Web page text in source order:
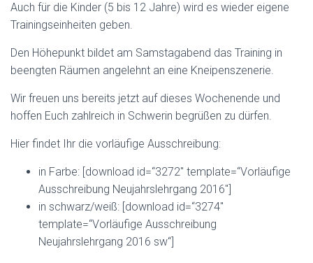
Auch für die Kinder (5 bis 12 Jahre) wird es wieder eigene
Trainingseinheiten geben.
Den Höhepunkt bildet am Samstagabend das Training in
beengten Räumen angelehnt an eine Kneipenszenerie.
Wir freuen uns bereits jetzt auf dieses Wochenende und
hoffen Euch zahlreich in Schwerin begrüßen zu dürfen.
Hier findet Ihr die vorläufige Ausschreibung:
in Farbe: [download id=“3272″ template=“Vorläufige
Ausschreibung Neujahrslehrgang 2016″]
in schwarz/weiß: [download id=“3274″
template=“Vorläufige Ausschreibung
Neujahrslehrgang 2016 sw“]